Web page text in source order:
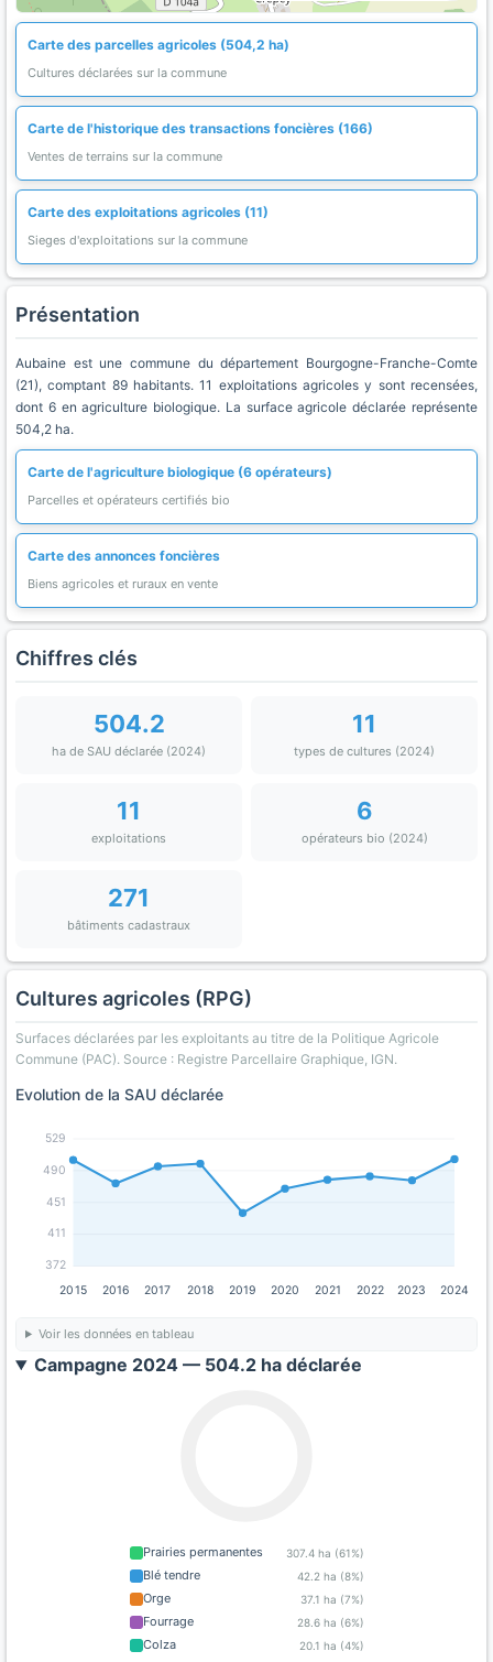
Carte des parcelles agricoles (504,2 ha)
Cultures déclarées sur la commune
Carte de l'historique des transactions foncières (166)
Ventes de terrains sur la commune
Carte des exploitations agricoles (11)
Sieges d'exploitations sur la commune
Présentation
Aubaine est une commune du département Bourgogne-Franche-Comte
(21), comptant 89 habitants. 11 exploitations agricoles y sont recensées,
dont 6 en agriculture biologique. La surface agricole déclarée représente
504,2 ha.
Carte de l'agriculture biologique (6 opérateurs)
Parcelles et opérateurs certifiés bio
Carte des annonces foncières
Biens agricoles et ruraux en vente
Chiffres clés
504.2
ha de SAU déclarée (2024)
11
types de cultures (2024)
11
exploitations
6
opérateurs bio (2024)
271
bâtiments cadastraux
Cultures agricoles (RPG)
Surfaces déclarées par les exploitants au titre de la Politique Agricole
Commune (PAC). Source : Registre Parcellaire Graphique, IGN.
Evolution de la SAU déclarée
372
411
451
490
529
2015 2016 2017 2018 2019 2020 2021 2022 2023 2024
Voir les données en tableau
Campagne 2024 — 504.2 ha déclarée
Prairies permanentes 307.4 ha (61%)
Blé tendre 42.2 ha (8%)
Orge 37.1 ha (7%)
Fourrage 28.6 ha (6%)
Colza 20.1 ha (4%)